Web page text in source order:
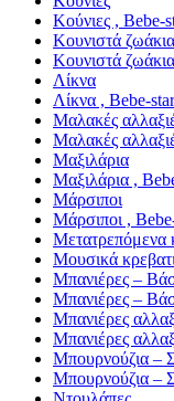
Κούνιες , Bebe-
Κουνιστά ζωάκια
Κουνιστά
Λίκνα
Λίκνα , Bebe-
Μαλακές
Μαλακές
Μαξιλάρια
Μαξιλάρια ,
Μάρσιποι
Μάρσιποι ,
Μετατρεπόμενα
Μουσικά
Μπανιέρες –
Μπανιέρες –
Μπανιέρες
Μπανιέρες
Μπουρνούζια –
Μπουρνούζια –